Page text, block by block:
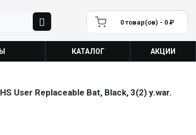
0 товар(ов) - 0 ₽
КАТАЛОГ АКЦИИ
User Replaceable Bat, Black, 3(2) y.war.